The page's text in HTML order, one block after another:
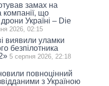
замах на
компанії, що
Україні – Die
2026, 02:15
виявили уламки
безпілотника
5 серпня 2026, 22:18
повноцінний
з Україною